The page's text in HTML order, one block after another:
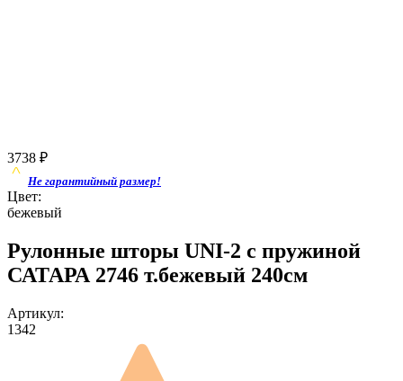
3738 ₽
Не гарантийный размер!
Цвет:
бежевый
Рулонные шторы UNI-2 с пружиной
САТАРА 2746 т.бежевый 240см
Артикул:
1342